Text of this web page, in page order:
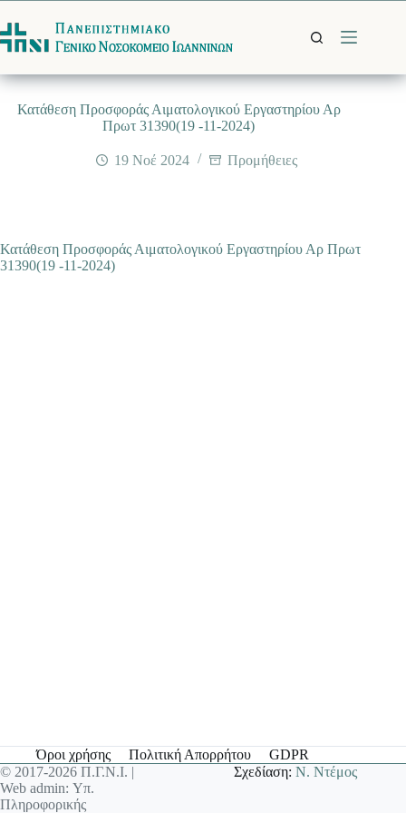
στο
περιεχόμενο
Κατάθεση Προσφοράς Αιματολογικού Εργαστηρίου Αρ
Πρωτ 31390(19 -11-2024)
19 Νοέ 2024 Προμήθειες
Κατάθεση Προσφοράς Αιματολογικού Εργαστηρίου Αρ Πρωτ
31390(19 -11-2024)
Όροι χρήσης Πολιτική Απορρήτου
GDPR
© 2017-2026 Π.Γ.Ν.Ι. |
Web admin: Υπ.
Πληροφορικής
Σχεδίαση:Ν. Ντέμος